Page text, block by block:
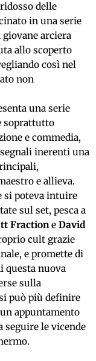
delle
in una serie
arciera
allo scoperto
così nel
non
una serie
soprattutto
e commedia,
inerenti una
e allieva.
si poteva intuire
sul set, pesca a
Fractione David
cult grazie
e promette di
questa nuova
sulla
può più definire
appuntamento
seguire le vicende